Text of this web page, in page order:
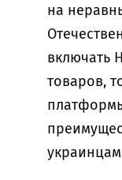
на
включать
товаров,
украинцам